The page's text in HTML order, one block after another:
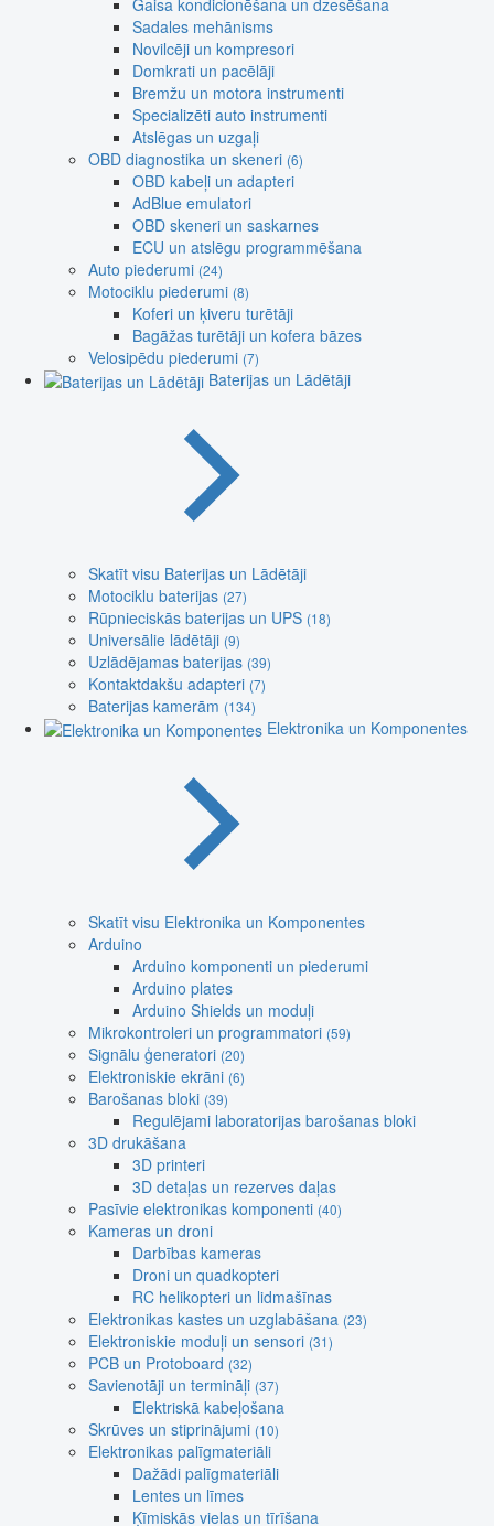
Sadales mehānisms
Novilcēji un kompresori
Domkrati un pacēlāji
Bremžu un motora instrumenti
Specializēti auto instrumenti
Atslēgas un uzgaļi
OBD diagnostika un skeneri (6)
OBD kabeļi un adapteri
AdBlue emulatori
OBD skeneri un saskarnes
ECU un atslēgu programmēšana
Auto piederumi (24)
Motociklu piederumi (8)
Koferi un ķiveru turētāji
Bagāžas turētāji un kofera bāzes
Velosipēdu piederumi (7)
Baterijas un Lādētāji
Skatīt visu Baterijas un Lādētāji
Motociklu baterijas (27)
Rūpnieciskās baterijas un UPS (18)
Universālie lādētāji (9)
Uzlādējamas baterijas (39)
Kontaktdakšu adapteri (7)
Baterijas kamerām (134)
Elektronika un Komponentes
Skatīt visu Elektronika un Komponentes
Arduino
Arduino komponenti un piederumi
Arduino plates
Arduino Shields un moduļi
Mikrokontroleri un programmatori (59)
Signālu ģeneratori (20)
Elektroniskie ekrāni (6)
Barošanas bloki (39)
Regulējami laboratorijas barošanas bloki
3D drukāšana
3D printeri
3D detaļas un rezerves daļas
Pasīvie elektronikas komponenti (40)
Kameras un droni
Darbības kameras
Droni un quadkopteri
RC helikopteri un lidmašīnas
Elektronikas kastes un uzglabāšana (23)
Elektroniskie moduļi un sensori (31)
PCB un Protoboard (32)
Savienotāji un termināļi (37)
Elektriskā kabeļošana
Skrūves un stiprinājumi (10)
Elektronikas palīgmateriāli
Dažādi palīgmateriāli
Lentes un līmes
Ķīmiskās vielas un tīrīšana